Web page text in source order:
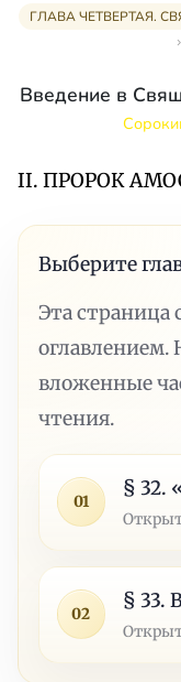
ГЛАВА ЧЕТВЕРТАЯ.
Введение в
II. ПРОРОК
Выберите
Эта страница
вложенные
чтения.
01
§ 32.
02
§ 33.